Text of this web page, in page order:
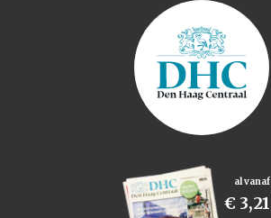
al vanaf
€ 3,21